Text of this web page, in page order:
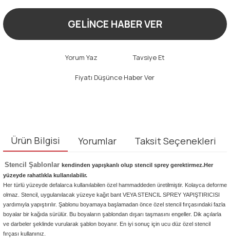
GELİNCE HABER VER
Yorum Yaz Tavsiye Et
Fiyatı Düşünce Haber Ver
Ürün Bilgisi Yorumlar Taksit Seçenekleri
Stencil Şablonlar kendinden yapışkanlı olup stencil sprey gerektirmez.Her
yüzeyde rahatlıkla kullanılabilir.
Her türlü yüzeyde defalarca kullanılabilen özel hammaddeden üretilmiştir. Kolayca deforme
olmaz. Stencil, uygulanılacak yüzeye kağıt bant VEYA STENCIL SPREY YAPIŞTIRICISI
yardımıyla yapıştırılır. Şablonu boyamaya başlamadan önce özel stencil fırçasındaki fazla
boyalar bir kağıda sürülür. Bu boyaların şablondan dışarı taşmasını engeller. Dik açılarla
ve darbeler şeklinde vurularak şablon boyanır. En iyi sonuç için ucu düz özel stencil
fırçası kullanınız.